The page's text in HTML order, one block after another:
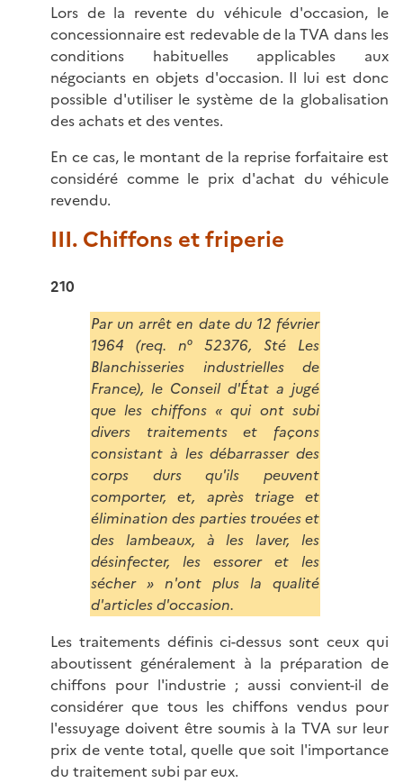
Lors de la revente du véhicule d'occasion, le
concessionnaire est redevable de la TVA dans les
conditions habituelles applicables aux
négociants en objets d'occasion. Il lui est donc
possible d'utiliser le système de la globalisation
des achats et des ventes.
En ce cas, le montant de la reprise forfaitaire est
considéré comme le prix d'achat du véhicule
revendu.
III. Chiffons et friperie
210
Par un arrêt en date du 12 février
1964 (req. n° 52376, Sté Les
Blanchisseries industrielles de
France), le Conseil d'État a jugé
que les chiffons « qui ont subi
divers traitements et façons
consistant à les débarrasser des
corps durs qu'ils peuvent
comporter, et, après triage et
élimination des parties trouées et
des lambeaux, à les laver, les
désinfecter, les essorer et les
sécher » n'ont plus la qualité
d'articles d'occasion.
Les traitements définis ci-dessus sont ceux qui
aboutissent généralement à la préparation de
chiffons pour l'industrie ; aussi convient-il de
considérer que tous les chiffons vendus pour
l'essuyage doivent être soumis à la TVA sur leur
prix de vente total, quelle que soit l'importance
du traitement subi par eux.